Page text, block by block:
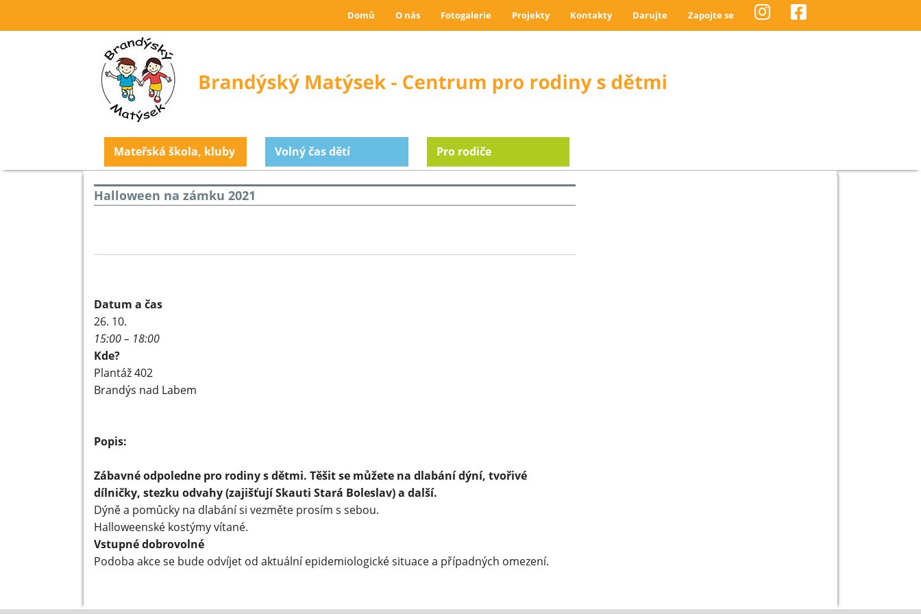
Domů O nás Fotogalerie Projekty Kontakty Darujte Zapojte se
Mateřská škola, kluby Volný čas dětí Pro rodiče
Halloween na zámku 2021
Datum a čas
26. 10.
15:00 – 18:00
Kde?
Plantáž 402
Brandýs nad Labem
Popis:
Zábavné odpoledne pro rodiny s dětmi. Těšit se můžete na dlabání dýní, tvořivé
dílničky, stezku odvahy (zajišťují Skauti Stará Boleslav) a další.
Dýně a pomůcky na dlabání si vezměte prosím s sebou.
Halloweenské kostýmy vítané.
Vstupné dobrovolné
Podoba akce se bude odvíjet od aktuální epidemiologické situace a případných omezení.